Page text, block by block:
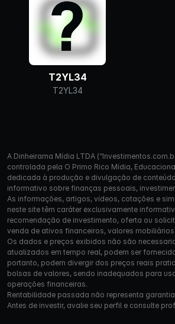
T2YL34
T2YL34
A Dinheirama Mídia LTDA
controlada pela O Primo Rico Mídia,
dedicada à produção e divulgação de
informativo sobre finanças pessoais,
As informações, artigos, vídeos, cotações e
neste site têm caráter exclusivamente
recomendação de investimento, oferta ou
venda de ativos financeiros, valores
Os dados e preços exibidos não são
atualizados em tempo real, podem ser
portanto, podem divergir dos preços reais
bolsas de valores, sendo inadequados para
operações financeiras.
Rentabilidade passada não representa
Antes de investir, avalie seu perfil e consulte